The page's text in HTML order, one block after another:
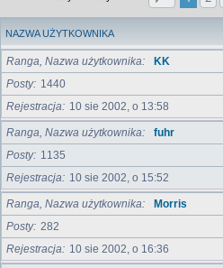
NAZWA UŻYTKOWNIKA
Ranga, Nazwa użytkownika
KK
Posty
1440
Rejestracja
10 sie 2002, o 13:58
Ranga, Nazwa użytkownika
fuhr
Posty
1135
Rejestracja
10 sie 2002, o 15:52
Ranga, Nazwa użytkownika
Morris
Posty 282
Rejestracja
10 sie 2002, o 16:36